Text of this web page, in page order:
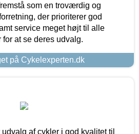
som en troværdig og
der prioriterer god
service meget højt til alle
at se deres udvalg.
på Cykelexperten.dk
af cykler i god kvalitet til